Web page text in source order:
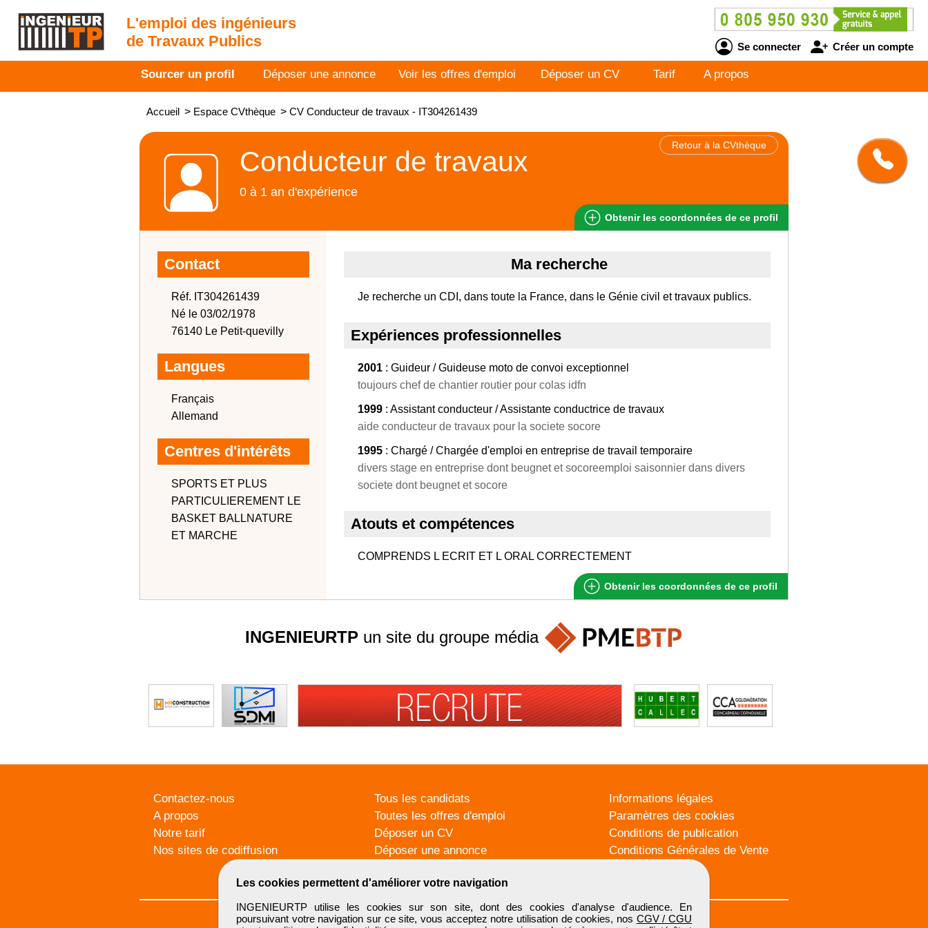
L'emploi des ingénieurs
de Travaux Publics
Se connecter Créer un compte
Sourcer un profil Déposer une annonce Voir les offres d'emploi Déposer un CV Tarif A propos
Accueil > Espace CVthèque > CV Conducteur de travaux - IT304261439
Retour à la CVthèque
Conducteur de travaux
0 à 1 an d'expérience
Obtenir les coordonnées de ce profil
Contact
Réf. IT304261439
Né le 03/02/1978
76140 Le Petit-quevilly
Langues
Français
Allemand
Centres d'intérêts
SPORTS ET PLUS
PARTICULIEREMENT LE
BASKET BALLNATURE
ET MARCHE
Ma recherche
Je recherche un CDI, dans toute la France, dans le Génie civil et travaux publics.
Expériences professionnelles
2001 : Guideur / Guideuse moto de convoi exceptionnel
toujours chef de chantier routier pour colas idfn
1999 : Assistant conducteur / Assistante conductrice de travaux
aide conducteur de travaux pour la societe socore
1995 : Chargé / Chargée d'emploi en entreprise de travail temporaire
divers stage en entreprise dont beugnet et socoreemploi saisonnier dans divers
societe dont beugnet et socore
Atouts et compétences
COMPRENDS L ECRIT ET L ORAL CORRECTEMENT
Obtenir les coordonnées de ce profil
Les cookies permettent d'améliorer votre navigation
INGENIEURTP utilise les cookies sur son site, dont des cookies d'analyse d'audience. En
poursuivant votre navigation sur ce site, vous acceptez notre utilisation de cookies, nos CGV / CGU
INGENIEURTPun site du groupe média
Contactez-nous
A propos
Notre tarif
Nos sites de codiffusion
Tous les candidats
Toutes les offres d'emploi
Déposer un CV
Déposer une annonce
Informations légales
Paramètres des cookies
Conditions de publication
Conditions Générales de Vente